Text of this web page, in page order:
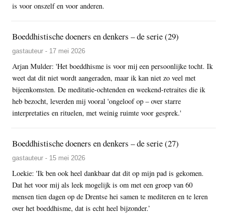
is voor onszelf en voor anderen.
Boeddhistische doeners en denkers – de serie (29)
gastauteur - 17 mei 2026
Arjan Mulder: 'Het boeddhisme is voor mij een persoonlijke tocht. Ik
weet dat dit niet wordt aangeraden, maar ik kan niet zo veel met
bijeenkomsten. De meditatie-ochtenden en weekend-retraites die ik
heb bezocht, leverden mij vooral 'ongeloof op – over starre
interpretaties en rituelen, met weinig ruimte voor gesprek.'
Boeddhistische doeners en denkers – de serie (27)
gastauteur - 15 mei 2026
Loekie: 'Ik ben ook heel dankbaar dat dit op mijn pad is gekomen.
Dat het voor mij als leek mogelijk is om met een groep van 60
mensen tien dagen op de Drentse hei samen te mediteren en te leren
over het boeddhisme, dat is echt heel bijzonder.’